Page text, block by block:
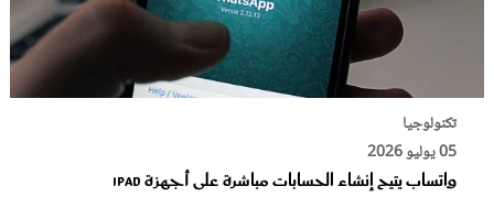
تكنولوجيا
05 يوليو 2026
واتساب يتيح إنشاء الحسابات مباشرة على أجهزة iPad